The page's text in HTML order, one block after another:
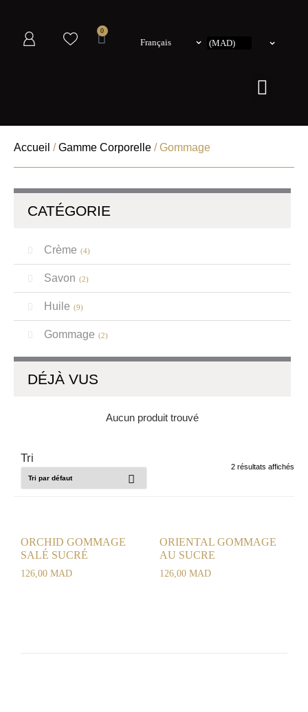
0
Français
Accueil /Gamme Corporelle / Gommage
CATÉGORIE
Crème (4)
Savon (2)
Huile (9)
Gommage (2)
DÉJÀ VUS
Aucun produit trouvé
2 résultats affichés
ORCHID GOMMAGE
SALÉ SUCRÉ
126,00 MAD
ORIENTAL GOMMAGE
AU SUCRE
126,00 MAD